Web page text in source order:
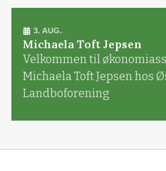
3. AUG.
Michaela Toft Jepsen
Velkommen til
Michaela Toft Jepsen hos
Landboforening